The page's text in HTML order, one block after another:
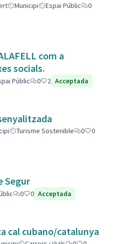
Municipi Espai Públic
0
com a
socials.
Públic 0 2 Acceptada
Turisme Sostenible 0
0
Segur
0 0 Acceptada
cal cubano/catalunya